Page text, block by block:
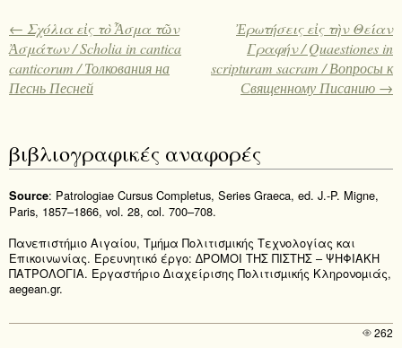
← Σχόλια εἰς τὸ Ἆσμα τῶν
Ἀσμάτων / Scholia in cantica
canticorum / Толкования на
Песнь Песней
Ἐρωτήσεις εἰς τὴν Θείαν
Γραφήν / Quaestiones in
scripturam sacram / Вопросы к
Священному Писанию →
βιβλιογραφικές αναφορές
Source: Patrologiae Cursus Completus, Series Graeca, ed. J.-P. Migne,
Paris, 1857–1866, vol. 28, col. 700–708.
Πανεπιστήµιο Αιγαίου, Τµήµα Πολιτισµικής Τεχνολογίας και
Επικοινωνίας. Ερευνητικό έργο: ∆ΡΟΜΟΙ ΤΗΣ ΠΙΣΤΗΣ – ΨΗΦΙΑΚΗ
ΠΑΤΡΟΛΟΓΙΑ. Εργαστήριο ∆ιαχείρισης Πολιτισµικής Κληρονοµιάς,
aegean.gr.
262